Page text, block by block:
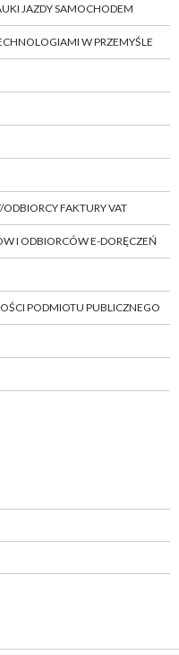
JAZDY SAMOCHODEM
W PRZEMYŚLE
FAKTURY VAT
I ODBIORCÓW E-DORĘCZEŃ
PODMIOTU PUBLICZNEGO